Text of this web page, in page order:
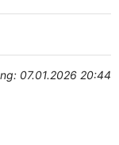
07.01.2026 20:44